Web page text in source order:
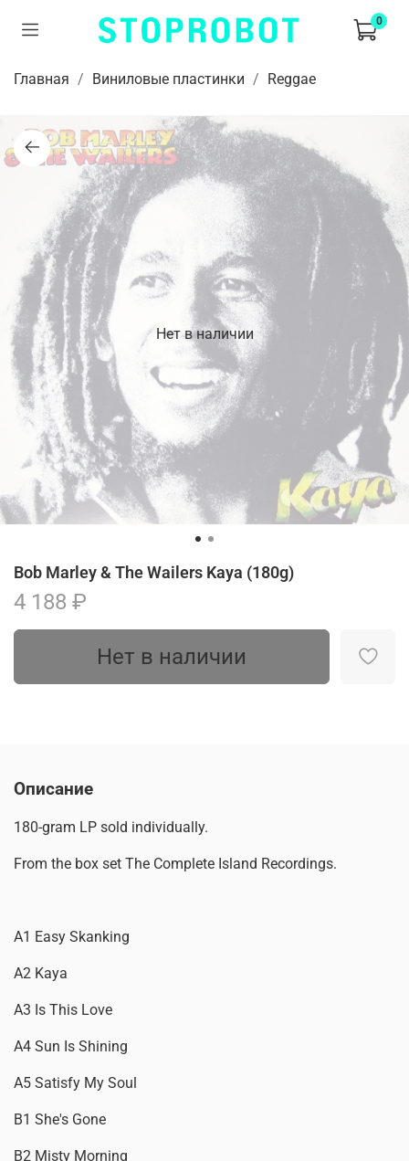
0
Главная Виниловые пластинки Reggae
Нет в наличии
Bob Marley & The Wailers Kaya (180g)
4 188 ₽
Нет в наличии
Описание
180-gram LP sold individually.
From the box set The Complete Island Recordings.
A1 Easy Skanking
A2 Kaya
A3 Is This Love
A4 Sun Is Shining
A5 Satisfy My Soul
B1 She's Gone
B2 Misty Morning